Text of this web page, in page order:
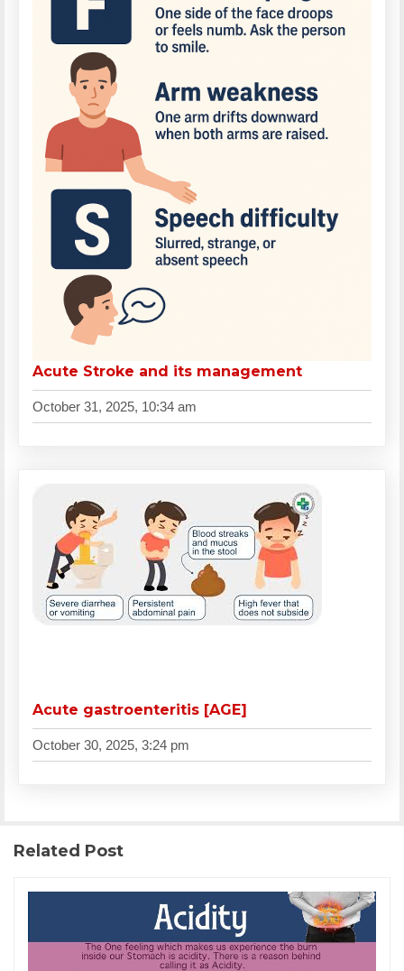
Acute Stroke and its management
October 31, 2025, 10:34 am
Acute gastroenteritis [AGE]
October 30, 2025, 3:24 pm
Related Post